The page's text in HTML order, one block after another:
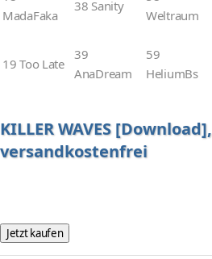
MadaFaka
38 Sanity
Weltraum
19 Too Late
39
AnaDream
59
HeliumBs
KILLER WAVES [Download],
versandkostenfrei